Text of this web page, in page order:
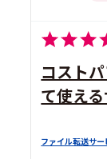
コスト
て使え
ファイル転送サー